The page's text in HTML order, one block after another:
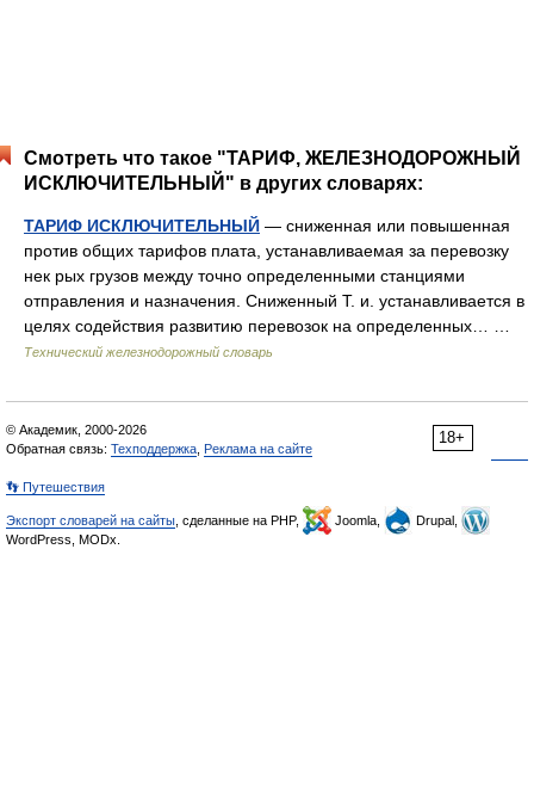
Смотреть что такое "ТАРИФ, ЖЕЛЕЗНОДОРОЖНЫЙ
ИСКЛЮЧИТЕЛЬНЫЙ" в других словарях:
ТАРИФ ИСКЛЮЧИТЕЛЬНЫЙ — сниженная или повышенная
против общих тарифов плата, устанавливаемая за перевозку
нек рых грузов между точно определенными станциями
отправления и назначения. Сниженный Т. и. устанавливается в
целях содействия развитию перевозок на определенных… …
Технический железнодорожный словарь
18+
© Академик, 2000-2026
Обратная связь: Техподдержка Реклама на сайте
👣 Путешествия
Экспорт словарей на сайты , сделанные на PHP, Joomla,
Drupal,
WordPress, MODx.